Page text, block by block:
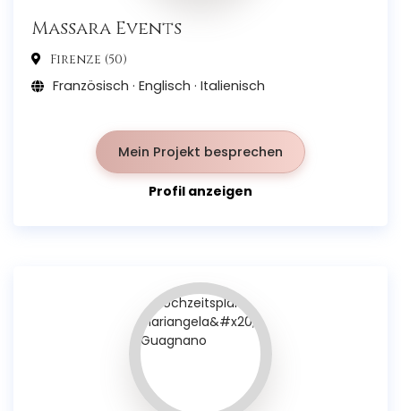
Massara Events
Firenze (50)
Französisch · Englisch · Italienisch
Mein Projekt besprechen
Profil anzeigen